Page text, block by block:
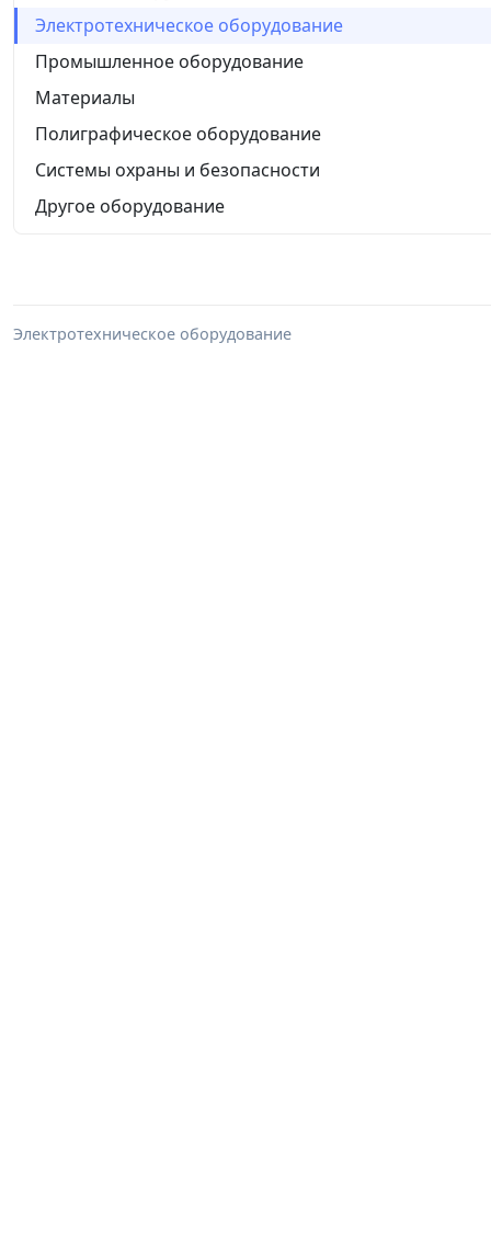
Электротехническое оборудование
Промышленное оборудование
Материалы
Полиграфическое оборудование
Системы охраны и безопасности
Другое оборудование
Электротехническое оборудование